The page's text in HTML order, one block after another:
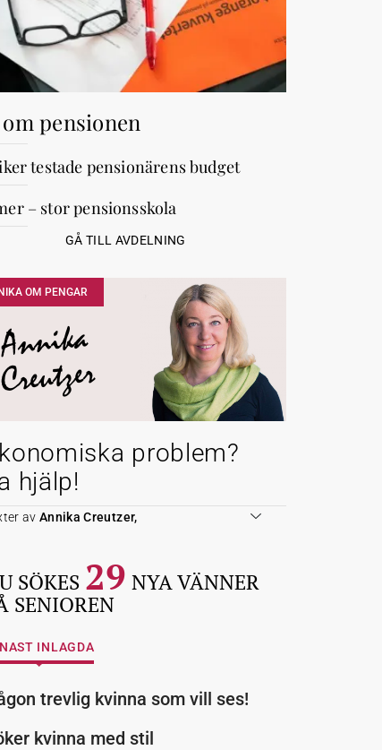
pensionen
testade pensionärens budget
– stor pensionsskola
GÅ TILL AVDELNING
OM PENGAR
Annika
Creutzer
problem?
hjälp!
av Annika Creutzer,
SÖKES 29 NYA VÄNNER
SENIOREN
INLAGDA
trevlig kvinna som vill ses!
kvinna med stil